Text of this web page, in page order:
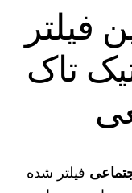
فیلتر
تاک
فیلتر شده